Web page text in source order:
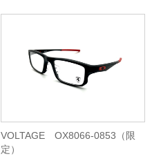
VOLTAGE OX8066-0853（限
定）